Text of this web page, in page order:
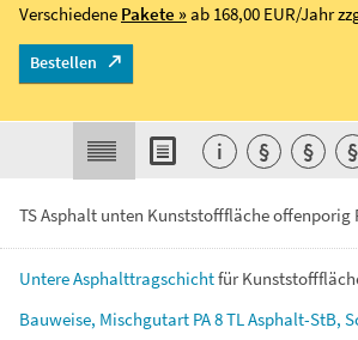
TS Asphalt unten Kunststofffläche offenporig
UntereAsphalttragschichtfür
Bauweise, Mischgutart PA8TLAsphalt-StB,
Verschiedene Pakete »ab 168,00 EUR/Jahr
Bestellen
i § § §